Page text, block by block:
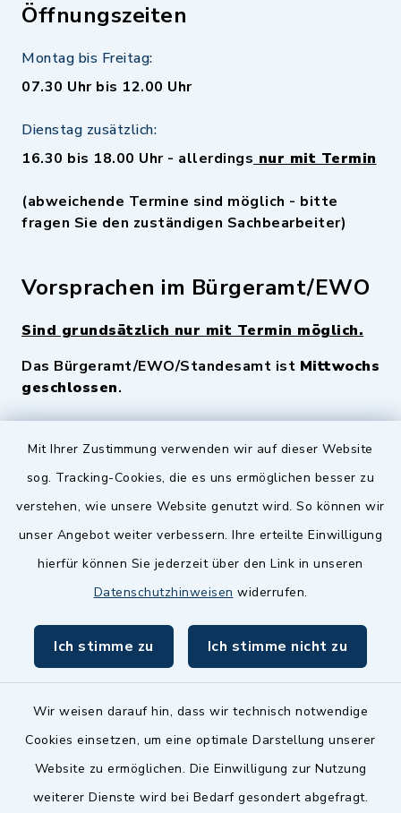
Mit Ihrer Zustimmung verwenden wir auf dieser Website
sog. Tracking-Cookies, die es uns ermöglichen besser zu
verstehen, wie unsere Website genutzt wird. So können wir
unser Angebot weiter verbessern. Ihre erteilte Einwilligung
hierfür können Sie jederzeit über den Link in unseren
Datenschutzhinweisen widerrufen.
Ich stimme zu Ich stimme nicht zu
Wir weisen darauf hin, dass wir technisch notwendige
Cookies einsetzen, um eine optimale Darstellung unserer
Website zu ermöglichen. Die Einwilligung zur Nutzung
weiterer Dienste wird bei Bedarf gesondert abgefragt.
Öffnungszeiten
Montag bis Freitag:
07.30 Uhr bis 12.00 Uhr
Dienstag zusätzlich:
16.30 bis 18.00 Uhr - allerdings nur mit Termin
(abweichende Termine sind möglich - bitte
fragen Sie den zuständigen Sachbearbeiter)
Vorsprachen im Bürgeramt/EWO
Sind grundsätzlich nur mit Termin möglich.
Das Bürgeramt/EWO/Standesamt ist Mittwochs
geschlossen.
Quicklinks
Zenngrund Allianz
Dillenberggruppe
inixmedia GmbH